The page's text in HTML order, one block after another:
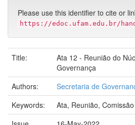
Please use this identifier to cite or
https://edoc.ufam.edu.br/
Title:
Ata 12 - Reunião do
Governança
Authors:
Secretaria de
Keywords:
Ata, Reunião, Comissão